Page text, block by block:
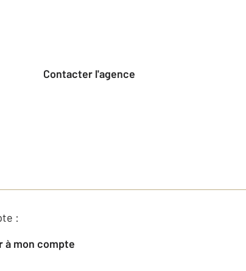
Contacter l'agence
:
à mon compte